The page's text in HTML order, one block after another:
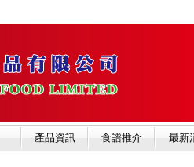
產品資訊 食譜推介 最新